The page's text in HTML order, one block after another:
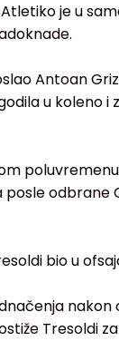
je u
Antoan
u koleno i
odbrane
bio u
Tresoldi za